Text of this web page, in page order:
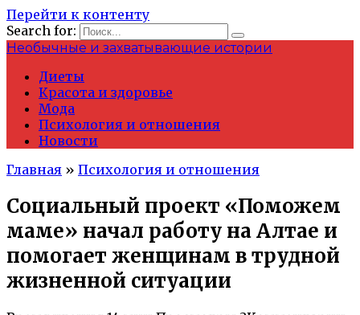
Перейти к контенту
Search for:
Необычные и захватывающие истории
Диеты
Красота и здоровье
Мода
Психология и отношения
Новости
Главная » Психология и отношения
Социальный проект «Поможем
маме» начал работу на Алтае и
помогает женщинам в трудной
жизненной ситуации